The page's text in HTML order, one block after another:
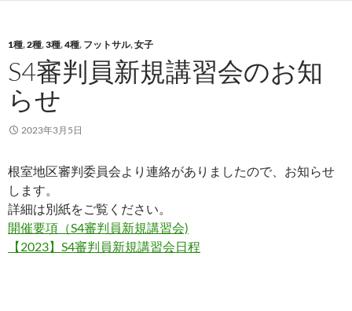
1種,2種,3種,4種, フットサル,女子
S4審判員新規講習会のお知
らせ
2023年3月5日
根室地区審判委員会より連絡がありましたので、お知らせ
します。
詳細は別紙をご覧ください。
開催要項（S4審判員新規講習会)
【2023】S4審判員新規講習会日程